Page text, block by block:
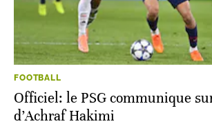
FOOTBALL
Officiel: le PSG communique
d’Achraf Hakimi